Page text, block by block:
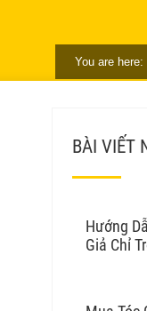
You are here:
BÀI VIẾT
Hướng
Giả Chỉ